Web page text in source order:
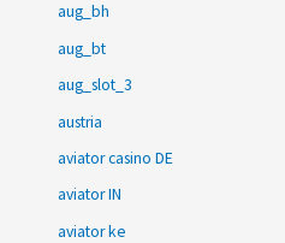
aug_bh
aug_bt
aug_slot_3
austria
aviator casino DE
aviator IN
aviator ke